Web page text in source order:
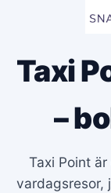
Taxi
–
Taxi Point
vardagsresor,